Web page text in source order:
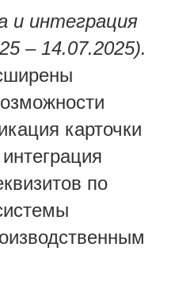
и интеграция
– 14.07.2025).
карточки
по